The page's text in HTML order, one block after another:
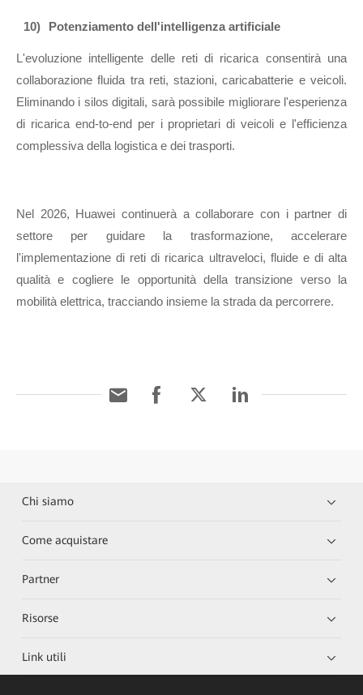
10) Potenziamento dell'intelligenza artificiale
L'evoluzione intelligente delle reti di ricarica consentirà una
collaborazione fluida tra reti, stazioni, caricabatterie e veicoli.
Eliminando i silos digitali, sarà possibile migliorare l'esperienza
di ricarica end-to-end per i proprietari di veicoli e l'efficienza
complessiva della logistica e dei trasporti.
Nel 2026, Huawei continuerà a collaborare con i partner di
settore per guidare la trasformazione, accelerare
l'implementazione di reti di ricarica ultraveloci, fluide e di alta
qualità e cogliere le opportunità della transizione verso la
mobilità elettrica, tracciando insieme la strada da percorrere.
Chi siamo
Come acquistare
Partner
Risorse
Link utili